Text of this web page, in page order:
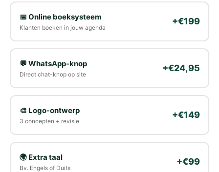
📅 Online boeksysteem
Klanten boeken in jouw agenda
+€199
💬 WhatsApp-knop
Direct chat-knop op site
+€24,95
🎨 Logo-ontwerp
3 concepten + revisie
+€149
🌍 Extra taal
Bv. Engels of Duits
+€99